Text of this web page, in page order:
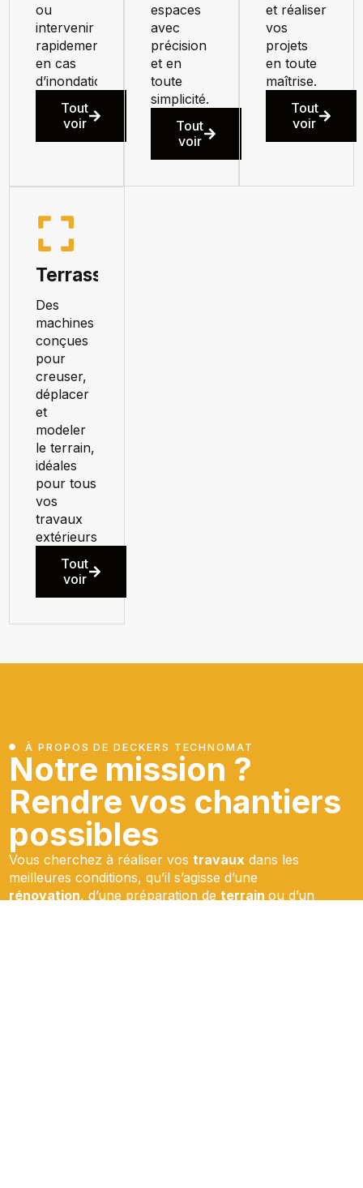
ou
intervenir
rapidement
en cas
d’inondation.
Tout
voir
espaces
avec
précision
et en
toute
simplicité.
Tout
voir
et réaliser
vos
projets
en toute
maîtrise.
Tout
voir
Terrassement
Des
machines
conçues
pour
creuser,
déplacer
et
modeler
le terrain,
idéales
pour tous
vos
travaux
extérieurs.
Tout
voir
À PROPOS DE DECKERS TECHNOMAT
Notre mission ?
Rendre vos chantiers
possibles
Vous cherchez à réaliser vostravaux dans les
meilleures conditions, qu’il s’agisse d’une
rénovation, d’une préparation deterrainou d’un